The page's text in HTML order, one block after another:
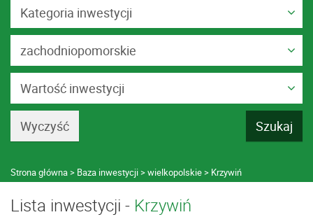
Kategoria inwestycji
zachodniopomorskie
Wartość inwestycji
Strona główna Baza inwestycji wielkopolskie Krzywiń
Lista inwestycji - Krzywiń